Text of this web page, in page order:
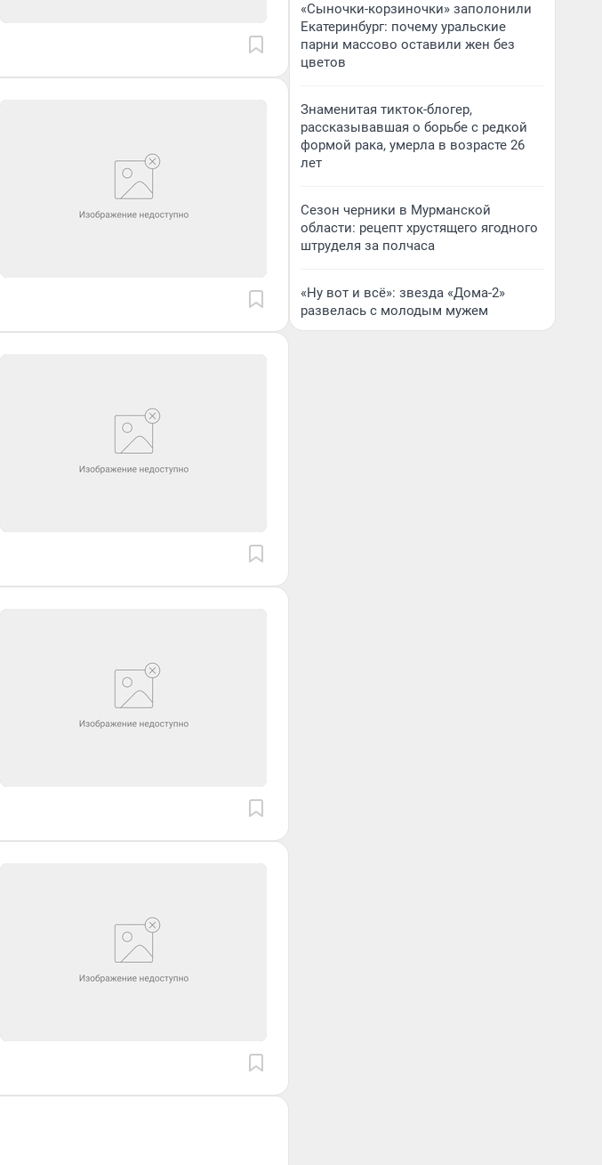
«Сыночки-корзиночки» заполонили
Екатеринбург: почему уральские
парни массово оставили жен без
цветов
Знаменитая тикток-блогер,
рассказывавшая о борьбе с редкой
формой рака, умерла в возрасте 26
лет
Сезон черники в Мурманской
области: рецепт хрустящего ягодного
штруделя за полчаса
«Ну вот и всё»: звезда «Дома-2»
развелась с молодым мужем